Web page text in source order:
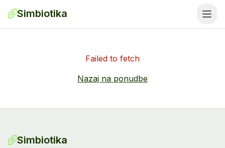
Simbiotika
Failed to fetch
Nazaj na ponudbe
Simbiotika